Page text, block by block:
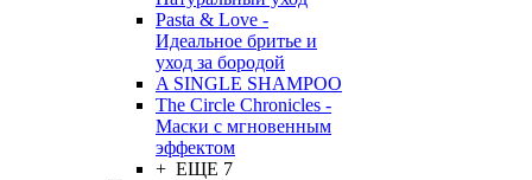
Pasta & Love -
Идеальное бритье и
уход за бородой
A SINGLE SHAMPOO
The Circle Chronicles -
Маски с мгновенным
эффектом
+ ЕЩЕ 7